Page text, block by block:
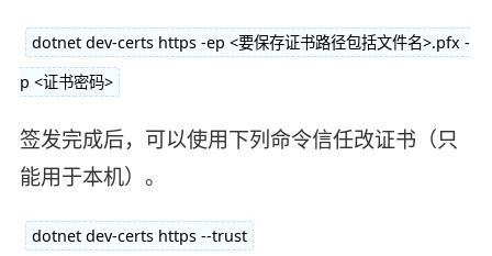
dotnet dev-certs https -ep <要保存证书路径包括文件名>.pfx -
p <证书密码>
签发完成后，可以使用下列命令信任改证书（只
能用于本机）。
dotnet dev-certs https --trust